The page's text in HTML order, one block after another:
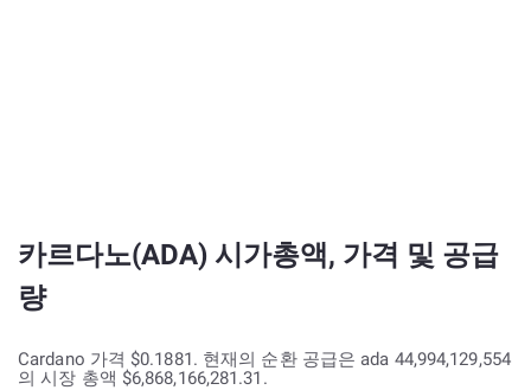
카르다노(ADA) 시가총액, 가격 및 공급
량
Cardano 가격 $0.1881. 현재의 순환 공급은 ada 44,994,129,554
의 시장 총액 $6,868,166,281.31.